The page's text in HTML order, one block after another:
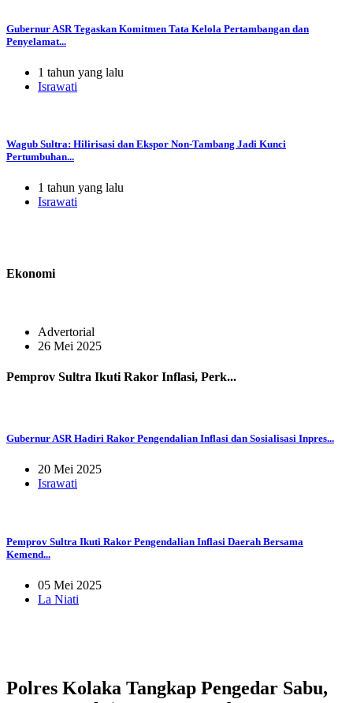
Gubernur ASR Tegaskan Komitmen Tata Kelola Pertambangan dan
Penyelamat...
1 tahun yang lalu
Israwati
Wagub Sultra: Hilirisasi dan Ekspor Non-Tambang Jadi Kunci
Pertumbuhan...
1 tahun yang lalu
Israwati
Ekonomi
Advertorial
26 Mei 2025
Pemprov Sultra Ikuti Rakor Inflasi, Perk...
Gubernur ASR Hadiri Rakor Pengendalian Inflasi dan Sosialisasi Inpres...
20 Mei 2025
Israwati
Pemprov Sultra Ikuti Rakor Pengendalian Inflasi Daerah Bersama
Kemend...
05 Mei 2025
La Niati
Polres Kolaka Tangkap Pengedar Sabu,